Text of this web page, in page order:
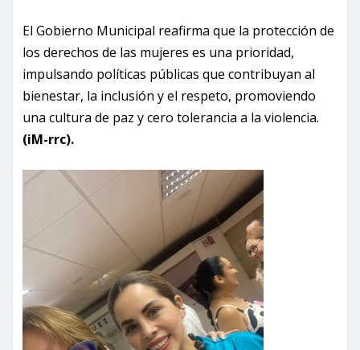
El Gobierno Municipal reafirma que la protección de
los derechos de las mujeres es una prioridad,
impulsando políticas públicas que contribuyan al
bienestar, la inclusión y el respeto, promoviendo
una cultura de paz y cero tolerancia a la violencia.
(iM-rrc).